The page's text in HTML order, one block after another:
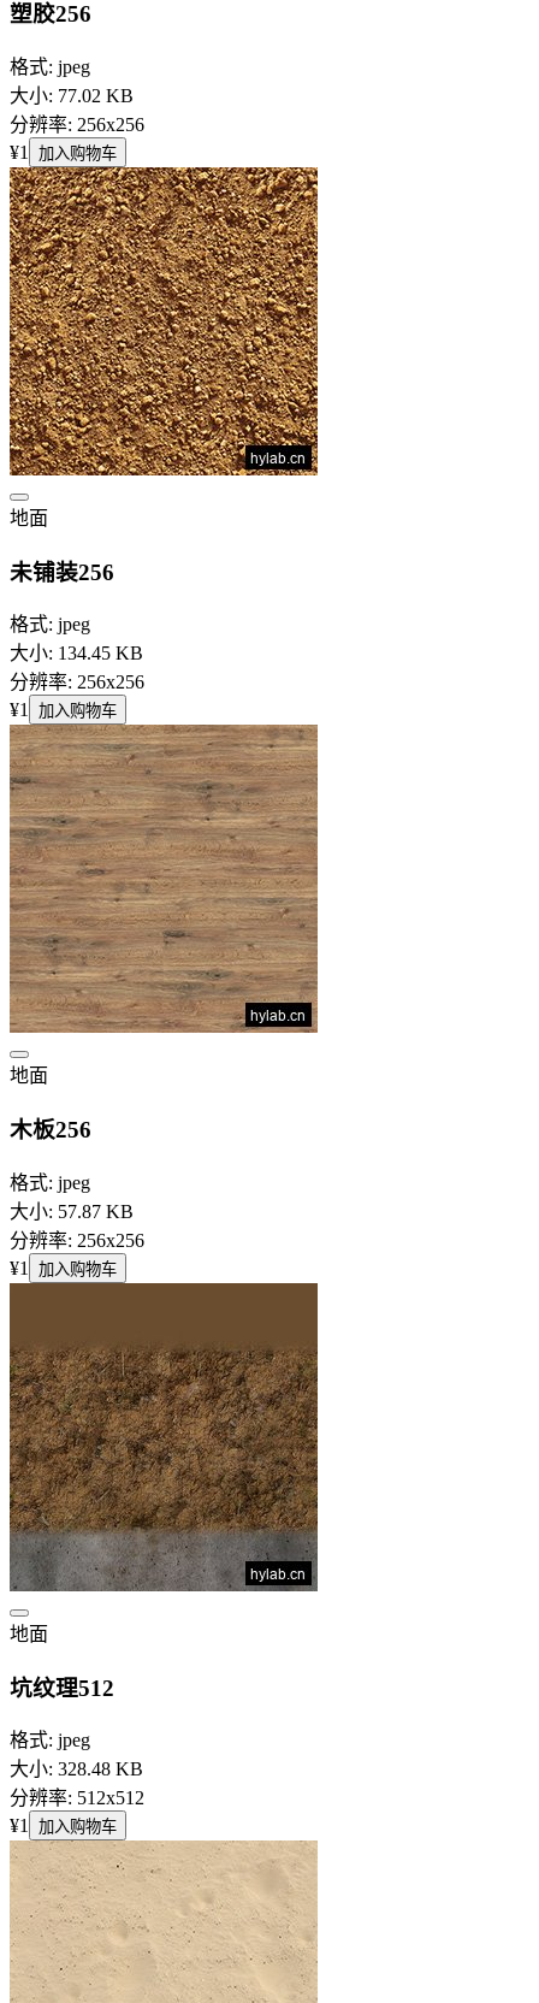
塑胶256
格式: jpeg
大小: 77.02 KB
分辨率: 256x256
¥1
加入购物车
地面
未铺装256
格式: jpeg
大小: 134.45 KB
分辨率: 256x256
¥1
加入购物车
地面
木板256
格式: jpeg
大小: 57.87 KB
分辨率: 256x256
¥1
加入购物车
地面
坑纹理512
格式: jpeg
大小: 328.48 KB
分辨率: 512x512
¥1
加入购物车